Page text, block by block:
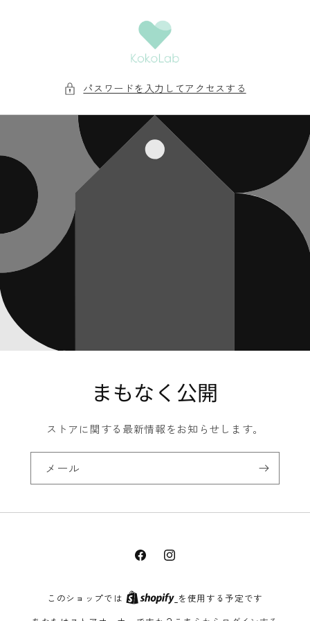
パスワードを入力してアクセスする
まもなく公開
ストアに関する最新情報をお知らせします。
メール
FacebookInstagram
このショップでは
を使用する予定です